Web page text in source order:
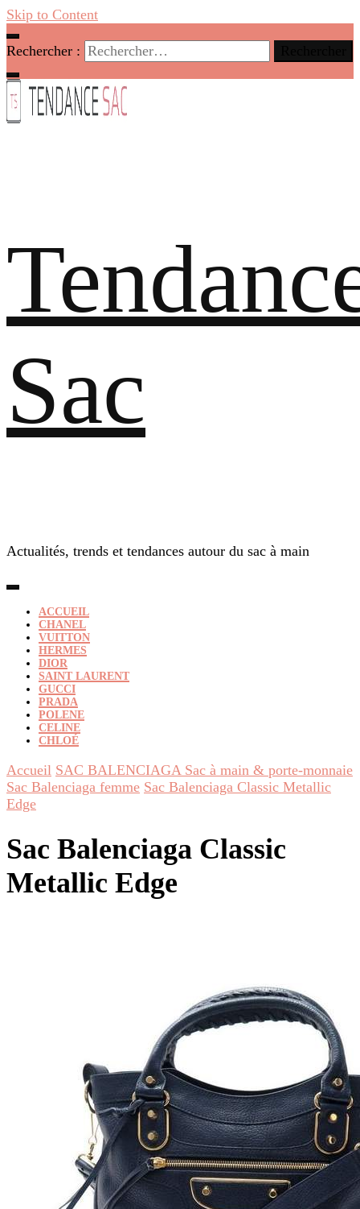
Skip to Content
Rechercher :
Sac
Actualités, trends et tendances autour du sac à main
ACCUEIL
CHANEL
VUITTON
HERMES
DIOR
SAINT LAURENT
GUCCI
PRADA
POLENE
CELINE
CHLOÉ
Accueil SAC BALENCIAGA Sac à main & porte-monnaie
Sac Balenciaga femme Sac Balenciaga Classic Metallic
Edge
Sac Balenciaga Classic
Metallic Edge